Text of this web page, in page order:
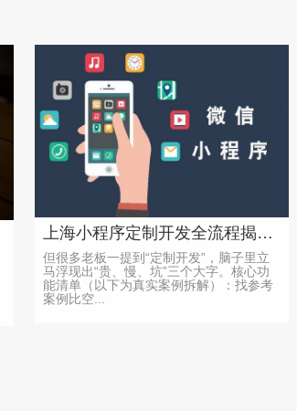
上海小程序定制开发全流程揭秘，避开这些坑，少走弯路
但很多老板一提到“定制开发”，脑子里立
马浮现出“贵、慢、坑”三个大字。核心功
能清单（以下为真实案例拆解）：找参考
案例比空...